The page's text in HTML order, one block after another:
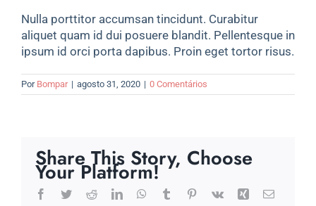
Nulla porttitor accumsan tincidunt. Curabitur
aliquet quam id dui posuere blandit. Pellentesque in
ipsum id orci porta dapibus. Proin eget tortor risus.
Por Bompar | agosto 31, 2020 | 0 Comentários
Share This Story, Choose
Your Platform!
Facebook
TwitterRedditLinkedInWhatsApp
Tumblr Pinterest
Vk Xing E-